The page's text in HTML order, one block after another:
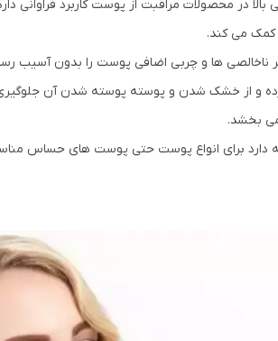
در محصولات مراقبت از پوست کاربرد فراوانی
می کند.
ناخالصی ها و چربی اضافی پوست را بدون آسیب
و از خشک شدن و پوسته پوسته شدن آن
بخشد.
که دارد برای انواع پوست حتی پوست های حساس